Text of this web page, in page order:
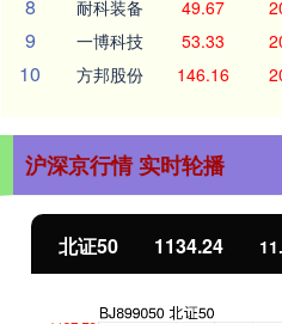
8 耐科装备 49.67
9 一博科技 53.33
10 方邦股份 146.16
沪深京行情 实时轮播
北证50 1134.24